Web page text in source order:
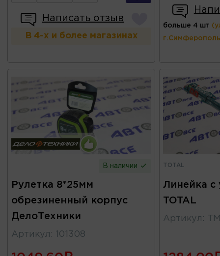
Написать отзыв
В 4-х и более магазинах
больше 4 шт
В наличии
Рулетка 8*25мм
обрезиненный корпус
ДелоТехники
Артикул : 101308
TOTAL
Линейка с
TOTAL
Артикул :